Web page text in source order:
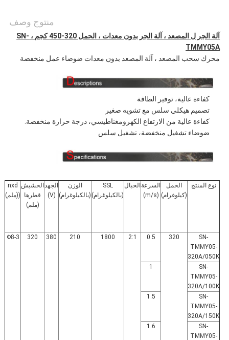
منتوج وصف
آلة الجر ل المصعد ، آلة الجر بدون معدات ، الحمل 320-450 كجم ، SN-
TMMY05A
محرك سحب المصعد ، آلة المصعد بدون معدات ضوضاء عمل منخفضة
كفاءة عالية، توفير الطاقة
تصميم هيكلي سلس مع تشويه صغير
كفاءة عالية من الارتفاع الكهرومغناطيسي، درجة حرارة منخفضة.
ضوضاء تشغيل منخفضة، تشغيل سلس
نوع المنتج
الحمل
(كيلوغرام)
السرعة
(m/s)
الحبال
SSL
(بالكيلوغرام)
الوزن
(بالكيلوغرام)
الجهد
(V)
الحشيش
قطرها
(ملم)
nxd
((ملم)
SN-
TMMY05-
320A/050K
320
0.5
2:1
1800
210
380
320
3-Φ8
SN-
TMMY05-
320A/100K
1
SN-
TMMY05-
320A/150K
1.5
SN-
TMMY05-
1.6